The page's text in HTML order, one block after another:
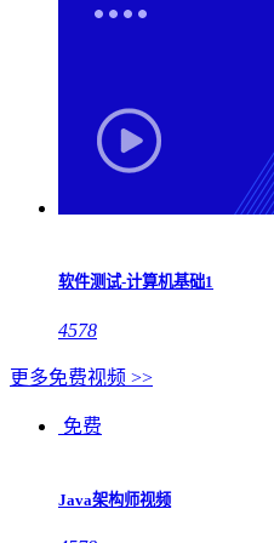
软件测试-计算机基础1
4578
更多免费视频 >>
免费
Java架构师视频